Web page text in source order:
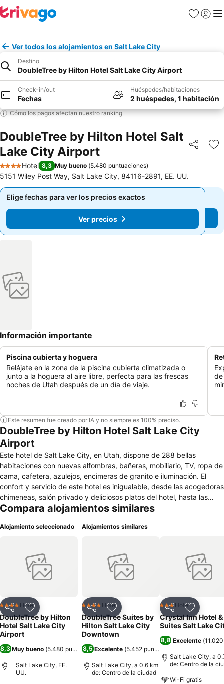
Favoritos
Iniciar
Ver todos los alojamientos en Salt Lake City
Destino
DoubleTree by Hilton Hotel Salt Lake City Airport
Check-in/out
Fechas
Huéspedes/habitaciones
2 huéspedes, 1 habitación
Cómo los pagos afectan nuestro ranking
DoubleTree by Hilton Hotel Salt
Lake City Airport
Compartir
4 Estrellas
Hotel 8,3 Muy bueno (5.480 puntuaciones)
5151 Wiley Post Way, Salt Lake City, 84116-2891, EE. UU.
Elige fechas para ver los precios exactos
Ver precios
Elige fechas para ver los precios exactos
Ver precios
Información importante
Piscina cubierta y hoguera
Relájate en la zona de la piscina cubierta climatizada o
junto a la hoguera al aire libre, perfecta para las frescas
noches de Utah después de un día de viaje.
Este resumen fue creado por IA y no siempre es 100% preciso.
DoubleTree by Hilton Hotel Salt Lake City
Airport
Este hotel de Salt Lake City, en Utah, dispone de 288 bellas
habitaciones con nuevas alfombras, bañeras, mobiliario, TV, ropa de
cama, cafetera, azulejos, encimeras de granito e iluminación. El
confort y servicio de este hotel es inigualable, desde las acogedoras
chimeneas, salón privado y deliciosos platos del hotel, hasta las
piscinas cubierta/al aire libre y bañera de hidromasaje, enorme salón
en cada habitación. Otras instalaciones de este establecimiento
conferencias y servicio de habitaciones y de lavandería.
Compara alojamientos similares
Alojamiento seleccionado
CompartirAgregar a favoritos
4 EstrellasHotel
DoubleTree by Hilton
Hotel Salt Lake City
Airport
8,3Muy bueno (5.480 puntuaciones)
Salt Lake City, EE.
UU.
Alojamientos similares
CompartirAgregar a favoritos
4 EstrellasHotel
DoubleTree Suites by
Hilton Salt Lake City
Downtown
8,5 Excelente (5.452 puntuaciones
Salt Lake City, a 0.6 km
de: Centro de la ciudad
CompartirAgregar
3 Estrellas
Hotel
Crystal Inn Hotel &
Suites Salt Lake
8,8 Excelente (
Salt Lake City, a
de: Centro de la
Wi-Fi gratis